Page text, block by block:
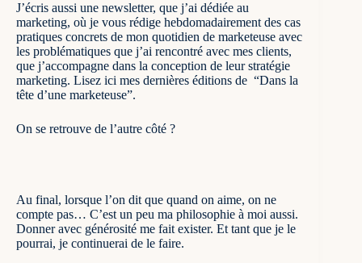
J’écris aussi une newsletter, que j’ai dédiée au
marketing, où je vous rédige hebdomadairement des cas
pratiques concrets de mon quotidien de marketeuse avec
les problématiques que j’ai rencontré avec mes clients,
que j’accompagne dans la conception de leur stratégie
marketing. Lisez ici mes dernières éditions de “Dans la
tête d’une marketeuse”.
On se retrouve de l’autre côté ?
Au final, lorsque l’on dit que quand on aime, on ne
compte pas… C’est un peu ma philosophie à moi aussi.
Donner avec générosité me fait exister. Et tant que je le
pourrai, je continuerai de le faire.